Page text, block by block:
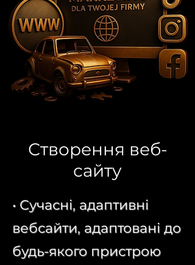
Створення веб-
сайту
• Сучасні, адаптивні
вебсайти, адаптовані до
будь-якого пристрою